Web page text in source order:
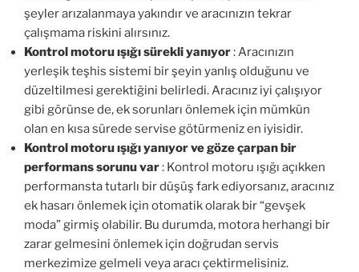
şeyler arızalanmaya yakındır ve aracınızın tekrar
çalışmama riskini alırsınız.
Kontrol motoru ışığı sürekli yanıyor: Aracınızın
yerleşik teşhis sistemi bir şeyin yanlış olduğunu ve
düzeltilmesi gerektiğini belirledi. Aracınız iyi çalışıyor
gibi görünse de, ek sorunları önlemek için mümkün
olan en kısa sürede servise götürmeniz en iyisidir.
Kontrol motoru ışığı yanıyor ve göze çarpan bir
performans sorunu var: Kontrol motoru ışığı açıkken
performansta tutarlı bir düşüş fark ediyorsanız, aracınız
ek hasarı önlemek için otomatik olarak bir “gevşek
moda” girmiş olabilir. Bu durumda, motora herhangi bir
zarar gelmesini önlemek için doğrudan servis
merkezimize gelmeli veya aracı çektirmelisiniz.